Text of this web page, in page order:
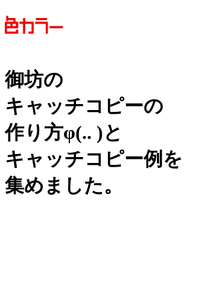
御坊の
キャッチコピーの
作り方φ(.. )と
キャッチコピー例を
集めました。